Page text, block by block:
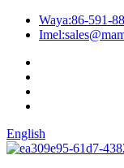
Waya:86-591-
Imel:
English